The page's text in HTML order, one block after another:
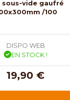
sous-vide gaufré
/100
DISPO WEB
EN STOCK !
19,90 €